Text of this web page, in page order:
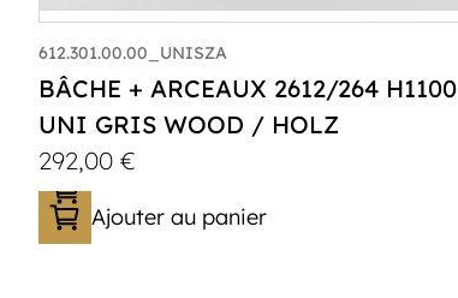
612.301.00.00_UNISZA
BÂCHE + ARCEAUX 2612/264 H1100
UNI GRIS WOOD / HOLZ
292,00 €
Ajouter au panier